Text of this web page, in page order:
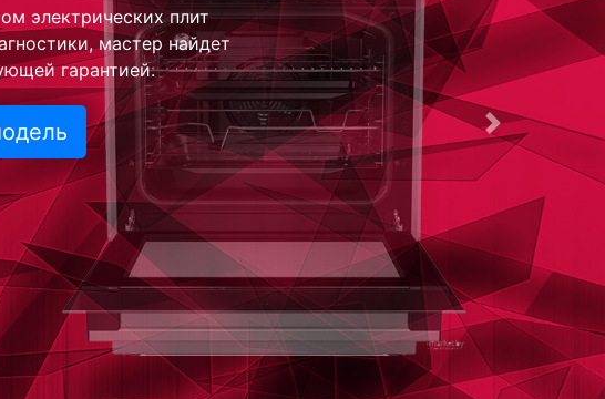
заберет Ваш
ремонта. Оговоренная
видеотехники обратно.
Следующая